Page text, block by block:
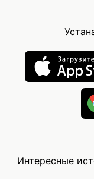
Интересные